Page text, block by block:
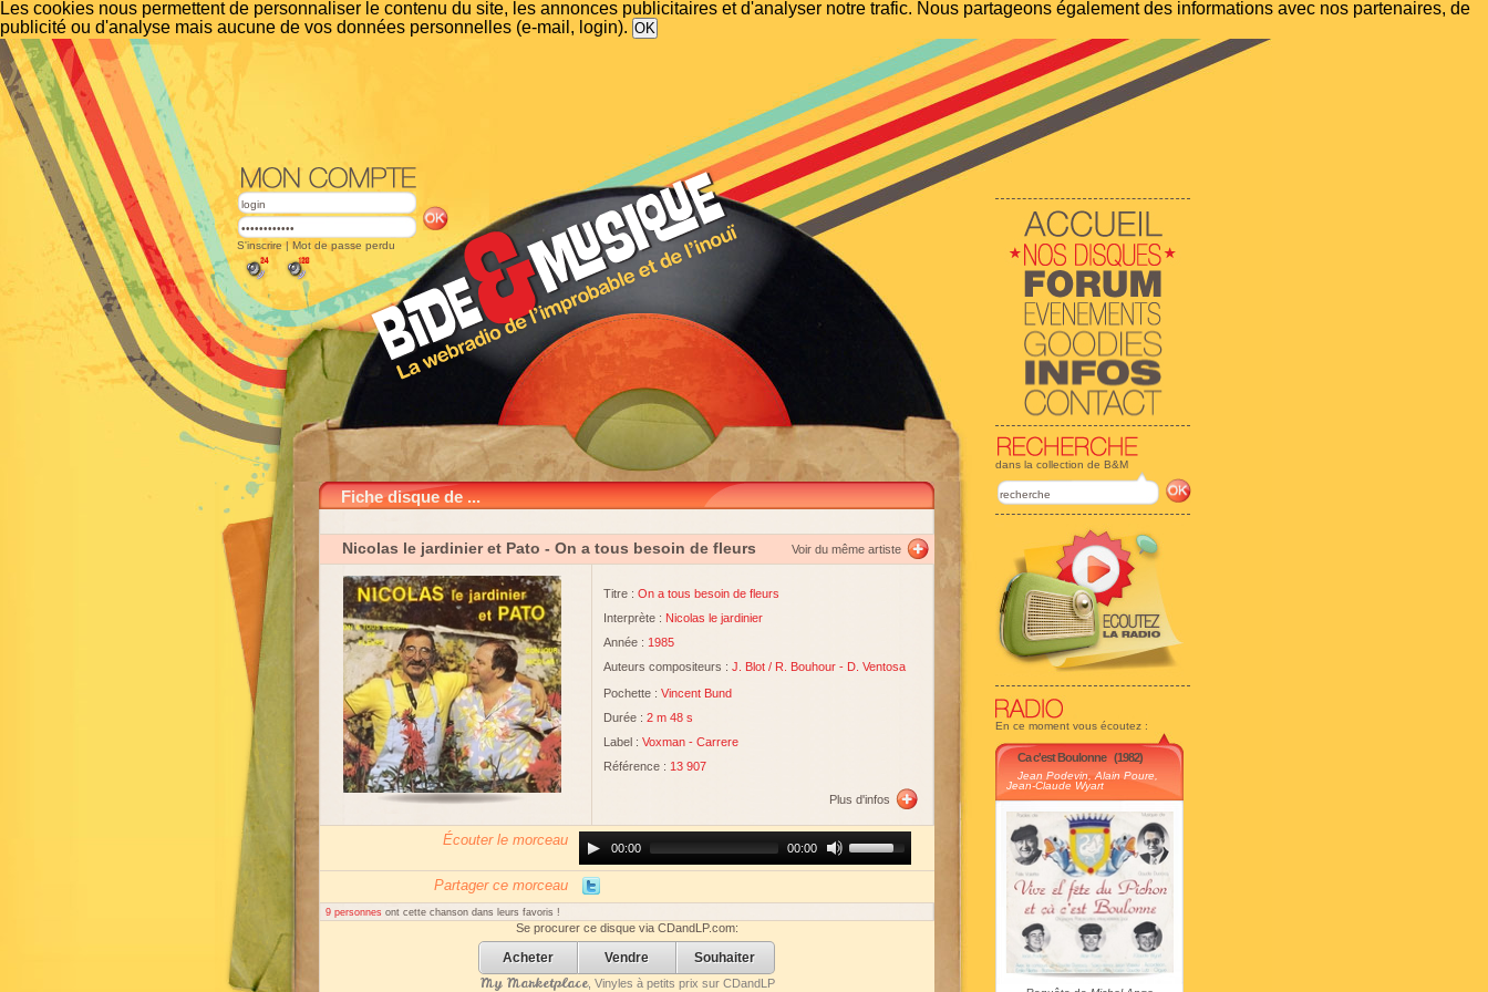
Les cookies nous permettent de personnaliser le contenu du site, les annonces publicitaires et d'analyser notre trafic. Nous partageons également des informations avec nos partenaires, de
publicité ou d'analyse mais aucune de vos données personnelles (e-mail, login).
dans la collection de B&M
En ce moment vous écoutez :
Ca c'est Boulonne (1982)
Jean Podevin, Alain Poure,
Jean-Claude Wyart
S'inscrire | Mot de passe perdu
Fiche disque de ...
Nicolas le jardinier et Pato - On a tous besoin de fleurs Voir du même artiste
Titre : On a tous besoin de fleurs
Interprète : Nicolas le jardinier
Année : 1985
Auteurs compositeurs : J. Blot / R. Bouhour - D. Ventosa
Pochette : Vincent Bund
Durée : 2 m 48 s
Label : Voxman - Carrere
Référence : 13 907
Plus d'infos
Écouter le morceau
Player00:00 00:00
Up/Down
Arrow
increase
or
Partager ce morceau
9 personnes ont cette chanson dans leurs favoris !
Se procurer ce disque via CDandLP.com:
Acheter Vendre Souhaiter
My Marketplace, Vinyles à petits prix sur CDandLP